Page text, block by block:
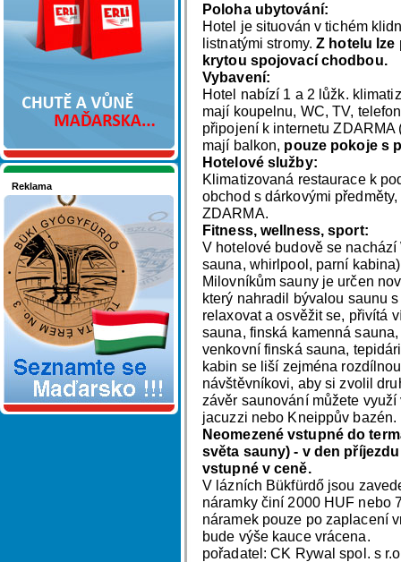
Reklama
Seznamete se - Maďarsko
Poloha ubytování:
Hotel je situován v tichém
listnatými stromy.Z hotelu lze
krytou spojovací chodbou.
Vybavení:
Hotel nabízí 1 a 2 lůžk.
mají koupelnu, WC, TV,
připojení k internetu
mají balkon, pouze pokoje s
Hotelové služby:
Klimatizovaná restaurace k
obchod s dárkovými
ZDARMA.
Fitness, wellness, sport:
V hotelové budově se
sauna, whirlpool, parní
Milovníkům sauny je určen
který nahradil bývalou saunu
relaxovat a osvěžit se, přivítá
sauna, finská kamenná
venkovní finská sauna,
kabin se liší zejména
návštěvníkovi, aby si zvolil
závěr saunování můžete
jacuzzi nebo Kneippův bazén.
Neomezené vstupné do
světa sauny) - v den
vstupné v ceně.
V lázních Bükfürdő jsou
náramky činí 2000 HUF nebo
náramek pouze po zaplacení
bude výše kauce vrácena.
pořadatel: CK Rywal spol. s